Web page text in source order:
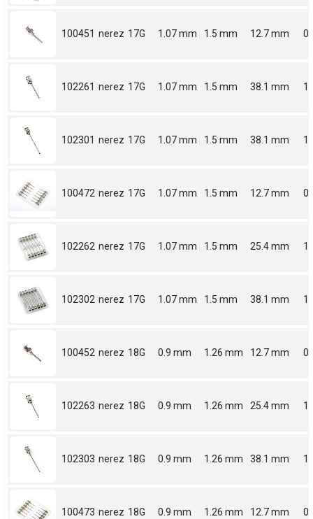
100451 nerez 17G 1.07 mm 1.5 mm 12.7 mm
102261 nerez 17G 1.07 mm 1.5 mm 38.1 mm
102301 nerez 17G 1.07 mm 1.5 mm 38.1 mm
100472 nerez 17G 1.07 mm 1.5 mm 12.7 mm
102262 nerez 17G 1.07 mm 1.5 mm 25.4 mm 1
102302 nerez 17G 1.07 mm 1.5 mm 38.1 mm
100452 nerez 18G 0.9 mm 1.26 mm 12.7 mm
102263 nerez 18G 0.9 mm 1.26 mm 25.4 mm 1
102303 nerez 18G 0.9 mm 1.26 mm 38.1 mm
100473 nerez 18G 0.9 mm 1.26 mm 12.7 mm